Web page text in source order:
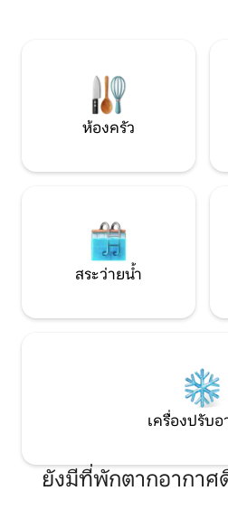
ห้องครัว
สระว่ายน้ำ
เครื่องปรับอ
ยังมีที่พักตากอากาศ